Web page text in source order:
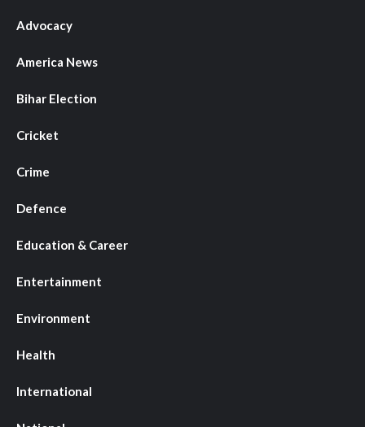
Advocacy
America News
Bihar Election
Cricket
Crime
Defence
Education & Career
Entertainment
Environment
Health
International